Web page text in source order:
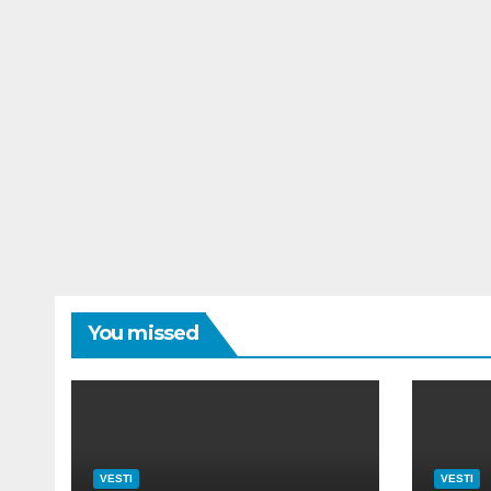
You missed
VESTI VESTI